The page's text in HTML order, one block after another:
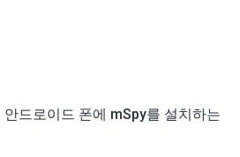
드로이드 폰에 mSpy를 설치하는